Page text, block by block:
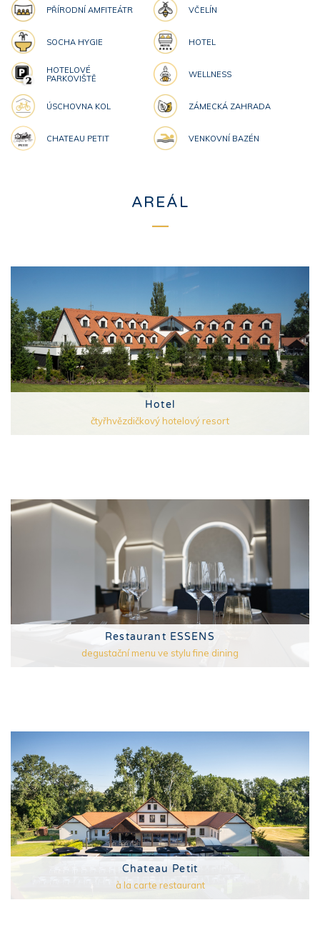
PŘÍRODNÍ AMFITEÁTR VČELÍN
SOCHA HYGIE HOTEL
HOTELOVÉ
PARKOVIŠTĚ
WELLNESS
ÚSCHOVNA KOL ZÁMECKÁ ZAHRADA
CHATEAU PETIT VENKOVNÍ BAZÉN
AREÁL
Hotel
čtyřhvězdičkový hotelový resort
Restaurant ESSENS
degustační menu ve stylu fine dining
Chateau Petit
à la carte restaurant